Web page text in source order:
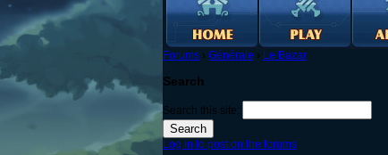
Forums › Générale › Le Bazar
Search
Search this site:
Log in to post on the forums